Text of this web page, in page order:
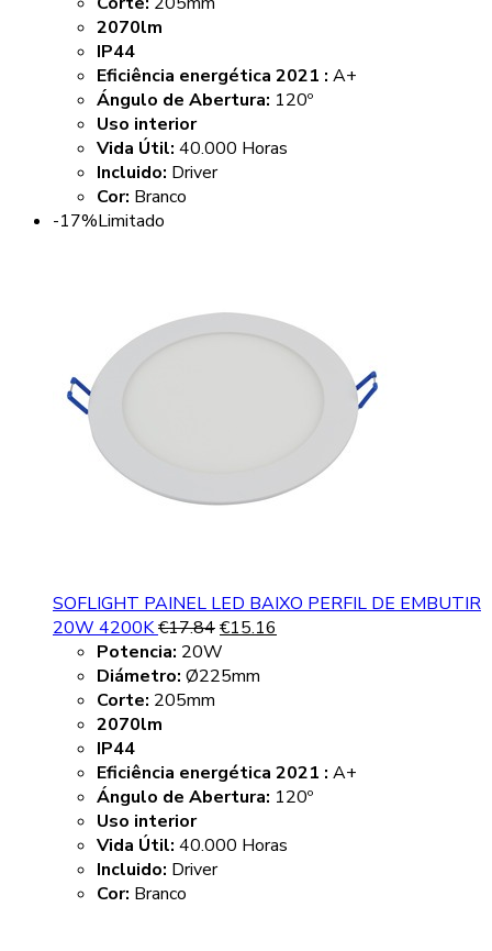
2070lm
IP44
Eficiência energética 2021 : A+
Ángulo de Abertura: 120º
Uso interior
Vida Útil: 40.000 Horas
Incluido: Driver
Cor: Branco
-17%Limitado
SOFLIGHT PAINEL LED BAIXO PERFIL DE EMBUTIR
20W 4200K€17.84€15.16
Potencia: 20W
Diámetro: Ø225mm
Corte: 205mm
2070lm
IP44
Eficiência energética 2021 : A+
Ángulo de Abertura: 120º
Uso interior
Vida Útil: 40.000 Horas
Incluido: Driver
Cor: Branco